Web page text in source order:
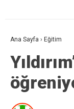
Ana Sayfa › Eğitim